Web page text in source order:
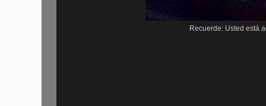
Recuerde: Usted está